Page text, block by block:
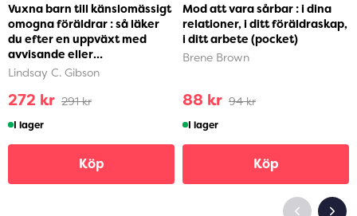
Vuxna barn till känslomässigt
omogna föräldrar : så läker
du efter en uppväxt med
avvisande eller
självupptagna föräldra...
Lindsay C. Gibson
272 kr 291 kr
I lager
Köp
Mod att vara sårbar : i dina
relationer, i ditt föräldraskap,
i ditt arbete (pocket)
Brene Brown
88 kr 94 kr
I lager
Köp